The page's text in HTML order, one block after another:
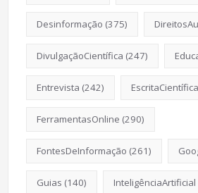
Desinformação (375)
DivulgaçãoCientífica (247)
Entrevista (242) EscritaCientífica
FerramentasOnline (290)
FontesDeInformação (261)
Guias (140) InteligênciaArtificial